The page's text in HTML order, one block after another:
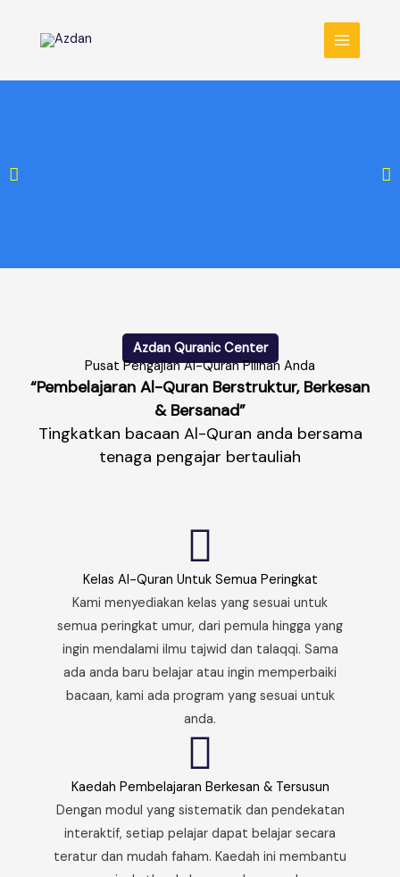
MENU
Azdan Quranic Center
Pusat Pengajian Al-Quran Pilihan Anda
“Pembelajaran Al-Quran Berstruktur, Berkesan
& Bersanad”
Tingkatkan bacaan Al-Quran anda bersama
tenaga pengajar bertauliah
Kelas Al-Quran Untuk Semua Peringkat
Kami menyediakan kelas yang sesuai untuk
semua peringkat umur, dari pemula hingga yang
ingin mendalami ilmu tajwid dan talaqqi. Sama
ada anda baru belajar atau ingin memperbaiki
bacaan, kami ada program yang sesuai untuk
anda.
Kaedah Pembelajaran Berkesan & Tersusun
Dengan modul yang sistematik dan pendekatan
interaktif, setiap pelajar dapat belajar secara
teratur dan mudah faham. Kaedah ini membantu